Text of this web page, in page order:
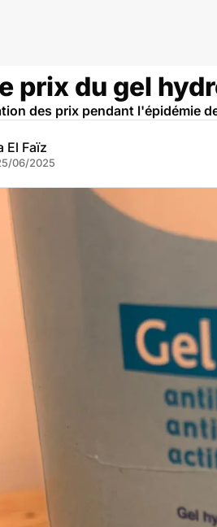
prix du gel
des prix pendant l'épidémie
El Faïz
06/2025